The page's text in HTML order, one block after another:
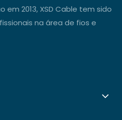
em 2013, XSD Cable tem sido
na área de fios e